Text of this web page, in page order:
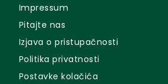
Impressum
Pitajte nas
Izjava o pristupačnosti
Politika privatnosti
Postavke kolačića